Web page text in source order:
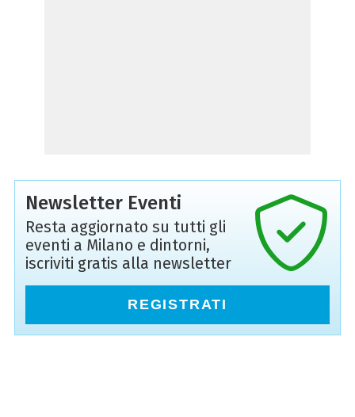
Newsletter Eventi
Resta aggiornato su tutti gli
eventi a Milano e dintorni,
iscriviti gratis alla newsletter
REGISTRATI